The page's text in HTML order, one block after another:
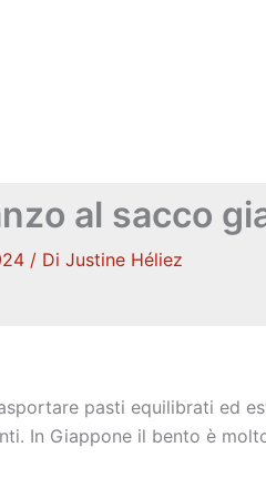
al sacco
/ Di Justine Héliez
pasti equilibrati ed
In Giappone il bento è